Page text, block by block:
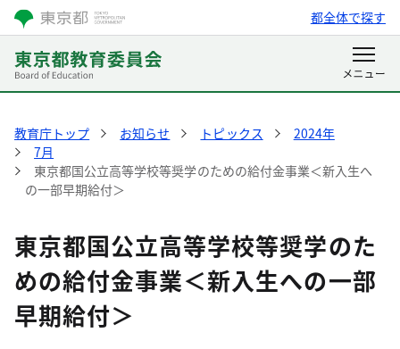
都全体で探す
教育庁トップ お知らせ トピックス
2024年
7月
東京都国公立高等学校等奨学のための給付金事業＜新入生へ
の一部早期給付＞
東京都国公立高等学校等奨学のた
めの給付金事業＜新入生への一部
早期給付＞